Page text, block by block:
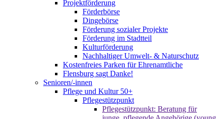
Projektförderung
Förderbörse
Dingebörse
Förderung sozialer Projekte
Förderung im Stadtteil
Kulturförderung
Nachhaltiger Umwelt- & Naturschutz
Kostenfreies Parken für Ehrenamtliche
Flensburg sagt Danke!
Senioren/-innen
Pflege und Kultur 50+
Pflegestützpunkt
Pflegestützpunkt: Beratung für